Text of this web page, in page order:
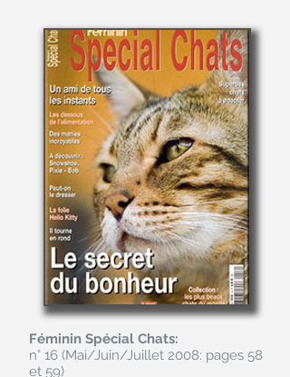
Féminin Spécial Chats:
n° 16 (Mai/Juin/Juillet 2008: pages 58
et 59)